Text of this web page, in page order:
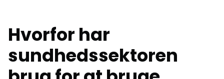
Hvorfor har
sundhedssektoren